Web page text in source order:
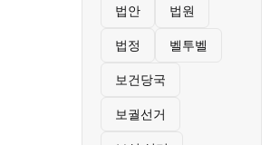
법안 법원
법정 벨투벨
보건당국
보궐선거